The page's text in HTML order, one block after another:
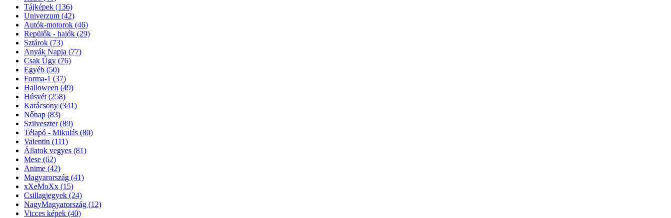
Tájképek (136)
Univerzum (42)
Autók-motorok (46)
Repülők - hajók (29)
Sztárok (73)
Anyák Napja (77)
Csak Úgy (76)
Egyéb (50)
Forma-1 (37)
Halloween (49)
Húsvét (258)
Karácsony (341)
Nőnap (83)
Szilveszter(89)
Télapó - Mikulás (80)
Valentin (111)
Állatok vegyes (81)
Mese (62)
Anime (42)
Magyarország (41)
xXeMoXx (15)
Csillagjegyek (24)
NagyMagyarország (12)
Vicces képek (40)